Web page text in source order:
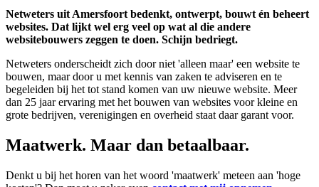
Netweters uit Amersfoort bedenkt, ontwerpt, bouwt én beheert
websites. Dat lijkt wel erg veel op wat al die andere
websitebouwers zeggen te doen. Schijn bedriegt.
Netweters onderscheidt zich door niet 'alleen maar' een website te
bouwen, maar door u met kennis van zaken te adviseren en te
begeleiden bij het tot stand komen van uw nieuwe website. Meer
dan 25 jaar ervaring met het bouwen van websites voor kleine en
grote bedrijven, verenigingen en overheid staat daar garant voor.
Maatwerk. Maar dan betaalbaar.
Denkt u bij het horen van het woord 'maatwerk' meteen aan 'hoge